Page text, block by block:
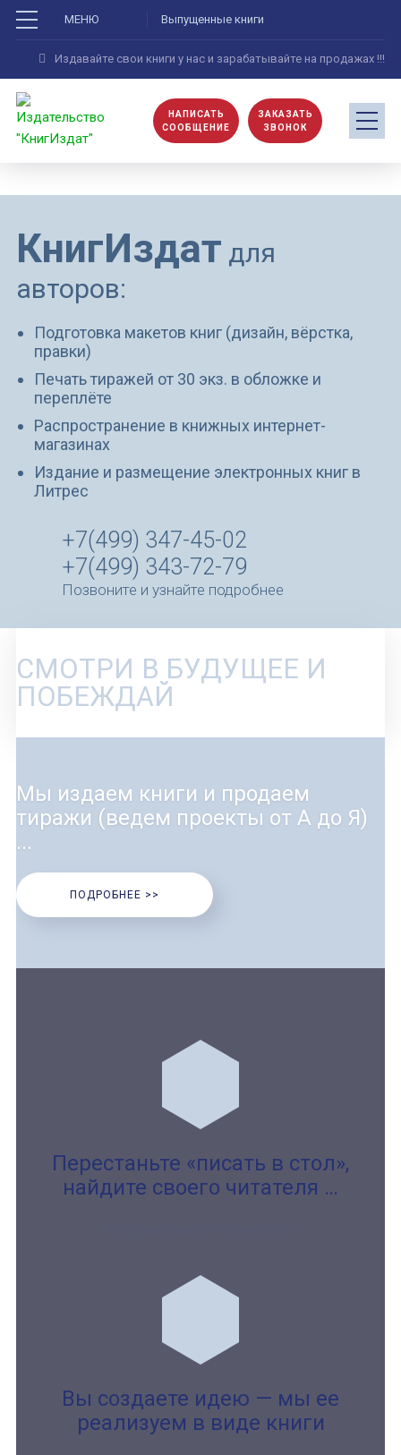
МЕНЮ Выпущенные книги
Издавайте свои книги у нас и зарабатывайте на продажах !!!
НАПИСАТЬ
СООБЩЕНИЕ
ЗАКАЗАТЬ
ЗВОНОК
КнигИздат для
авторов:
Подготовка макетов книг (дизайн, вёрстка,
правки)
Печать тиражей от 30 экз. в обложке и
переплёте
Распространение в книжных интернет-
магазинах
Издание и размещение электронных книг в
Литрес
+7(499) 347-45-02
+7(499) 343-72-79
Позвоните и узнайте подробнее
СМОТРИ В БУДУЩЕЕ И
ПОБЕЖДАЙ
Мы издаем книги и продаем
тиражи (ведем проекты от А до Я)
...
ПОДРОБНЕЕ >>
Перестаньте «писать в стол»,
найдите своего читателя …
Вы создаете идею — мы ее
реализуем в виде книги